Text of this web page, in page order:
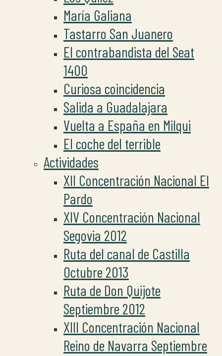
María Galiana
Tastarro San Juanero
El contrabandista del Seat
1400
Curiosa coincidencia
Salida a Guadalajara
Vuelta a España en Milqui
El coche del terrible
Actividades
XII Concentración Nacional El
Pardo
XIV Concentración Nacional
Segovia 2012
Ruta del canal de Castilla
Octubre 2013
Ruta de Don Quijote
Septiembre 2012
XIII Concentración Nacional
Reino de Navarra Septiembre